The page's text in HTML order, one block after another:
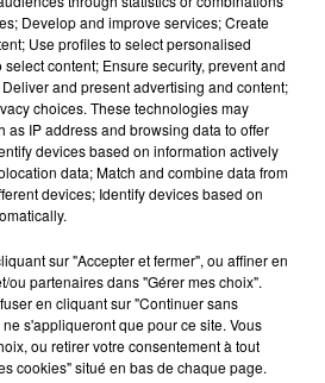
9h13
9h13
LUCENZO
Limoncello
9h09
9h09
ROBIN SCHULZ
Sugar
Develop and improve services; Create
Use profiles to select personalised
content; Ensure security, prevent and
and present advertising and content;
choices. These technologies may
as IP address and browsing data to offer
devices based on information actively
data; Match and combine data from
devices; Identify devices based on
sur "Accepter et fermer", ou affiner en
ou partenaires dans "Gérer mes choix".
en cliquant sur "Continuer sans
s'appliqueront que pour ce site. Vous
ou retirer votre consentement à tout
cookies" situé en bas de chaque page.